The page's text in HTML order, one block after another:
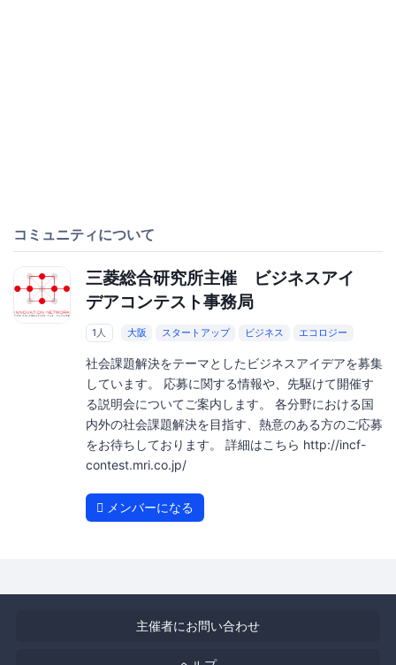
コミュニティについて
三菱総合研究所主催 ビジネスアイ
デアコンテスト事務局
1人 大阪 スタートアップ ビジネス エコロジー
社会課題解決をテーマとしたビジネスアイデアを募集
しています。 応募に関する情報や、先駆けて開催す
る説明会についてご案内します。 各分野における国
内外の社会課題解決を目指す、熱意のある方のご応募
をお待ちしております。 詳細はこちら http://incf-
contest.mri.co.jp/
メンバーになる
主催者にお問い合わせ